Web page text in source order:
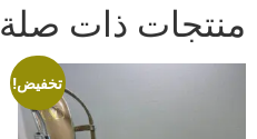
منتجات ذات صلة
تخفيض!